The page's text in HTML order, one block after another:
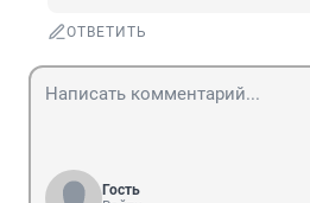
ОТВЕТИТЬ
Гость